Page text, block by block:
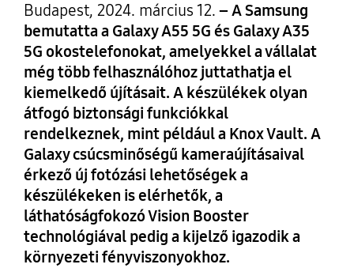
Budapest, 2024. március 12. – A Samsung
bemutatta a Galaxy A55 5G és Galaxy A35
5G okostelefonokat, amelyekkel a vállalat
még több felhasználóhoz juttathatja el
kiemelkedő újításait. A készülékek olyan
átfogó biztonsági funkciókkal
rendelkeznek, mint például a Knox Vault. A
Galaxy csúcsminőségű kameraújításaival
érkező új fotózási lehetőségek a
készülékeken is elérhetők, a
láthatóságfokozó Vision Booster
technológiával pedig a kijelző igazodik a
környezeti fényviszonyokhoz.